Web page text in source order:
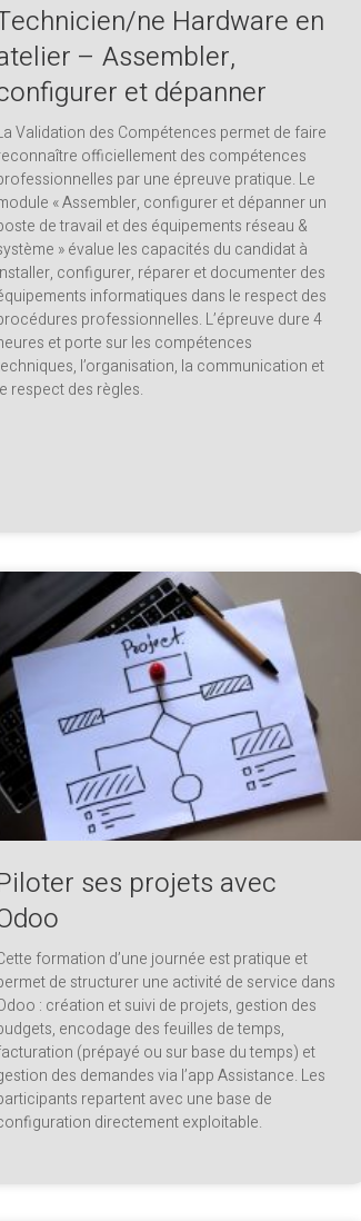
ne Hardware en
– Assembler,
et dépanner
Validation des Compétences permet de faire
officiellement des compétences
par une épreuve pratique. Le
« Assembler, configurer et dépanner un
de travail et des équipements réseau &
» évalue les capacités du candidat à
configurer, réparer et documenter des
informatiques dans le respect des
professionnelles. L’épreuve dure 4
et porte sur les compétences
l’organisation, la communication et
respect des règles.
ses projets avec
formation d’une journée est pratique et
de structurer une activité de service dans
: création et suivi de projets, gestion des
encodage des feuilles de temps,
(prépayé ou sur base du temps) et
des demandes via l’app Assistance. Les
repartent avec une base de
directement exploitable.